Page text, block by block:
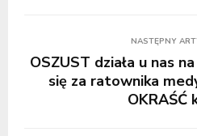
NASTĘPNY
OSZUST działa u nas
się za ratownika
OKRAŚĆ